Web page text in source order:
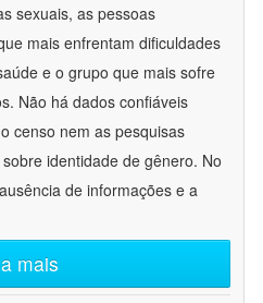
sexuais, as pessoas
mais enfrentam dificuldades
e o grupo que mais sofre
Não há dados confiáveis
censo nem as pesquisas
identidade de gênero. No
de informações e a
mais